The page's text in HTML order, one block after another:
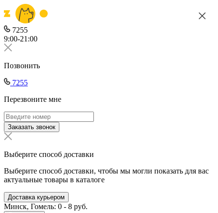
7255
9:00-21:00
Позвонить
7255
Перезвоните мне
Заказать звонок
Выберите способ доставки
Выберите способ доставки, чтобы мы могли показать для вас
актуальные товары в каталоге
Доставка курьером
Минск, Гомель: 0 - 8 руб.